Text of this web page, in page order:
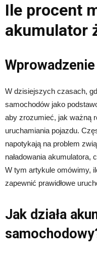
Ile procent
akumulator
Wprowadzenie
W dzisiejszych czasach,
samochodów jako
aby zrozumieć, jak ważną
uruchamiania pojazdu.
napotykają na problem
naładowania akumulatora,
W tym artykule omówimy,
zapewnić prawidłowe
Jak działa